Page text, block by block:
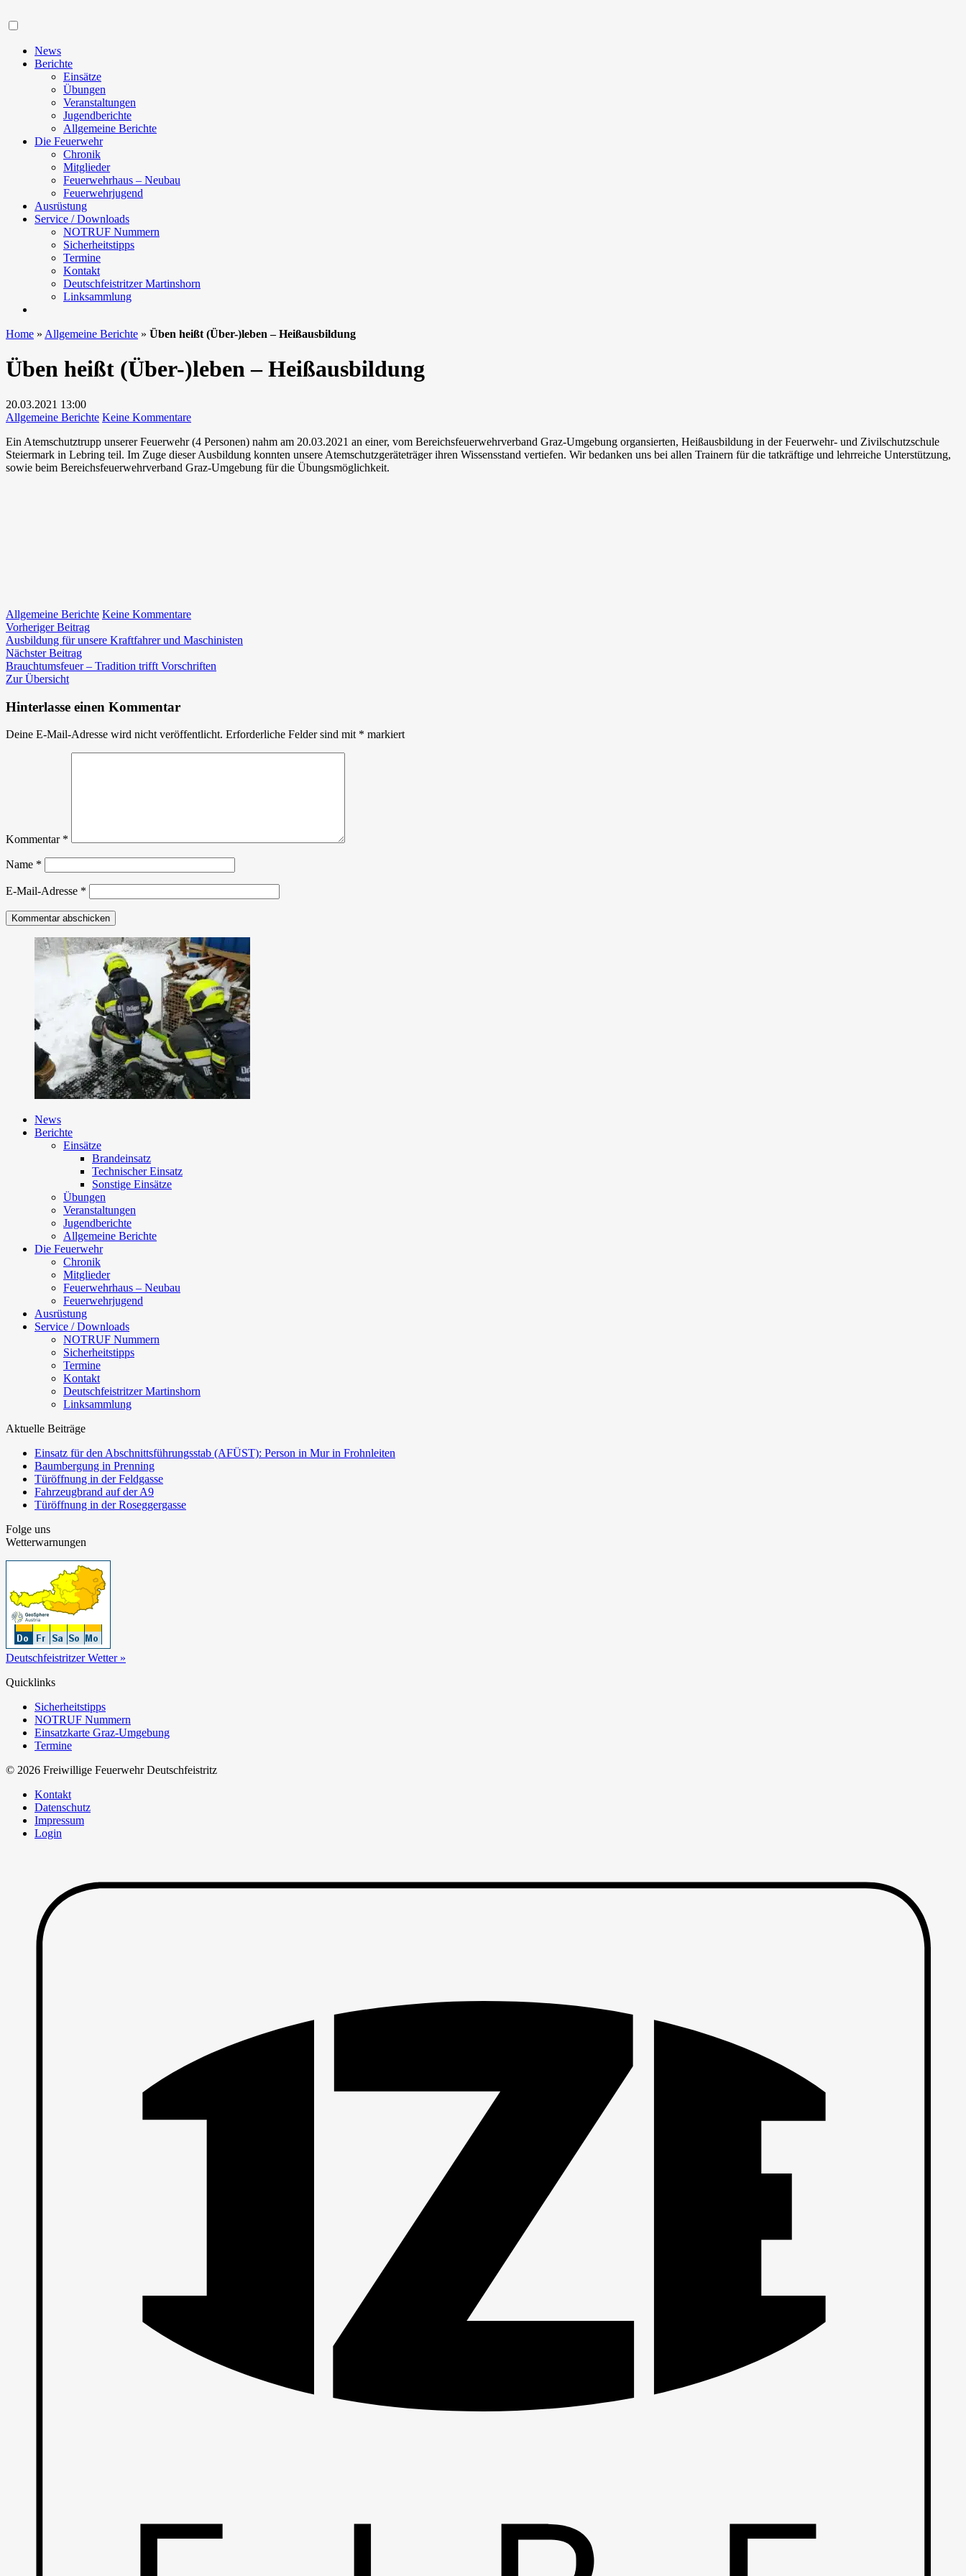
News
Berichte
Einsätze
Übungen
Veranstaltungen
Jugendberichte
Allgemeine Berichte
Die Feuerwehr
Chronik
Mitglieder
Feuerwehrhaus – Neubau
Feuerwehrjugend
Ausrüstung
Service / Downloads
NOTRUF Nummern
Sicherheitstipps
Termine
Kontakt
Deutschfeistritzer Martinshorn
Linksammlung
Home » Allgemeine Berichte » Üben heißt (Über-)leben – Heißausbildung
Üben heißt (Über-)leben – Heißausbildung
20.03.2021 13:00
Allgemeine Berichte Keine Kommentarezu
heißt
(Über-)leben
–
Ein Atemschutztrupp unserer Feuerwehr (4 Personen) nahm am 20.03.2021 an einer, vom Bereichsfeuerwehrverband Graz-Umgebung organsierten, Heißausbildung in der Feuerwehr- und Zivilschutzschule
Steiermark in Lebring teil. Im Zuge dieser Ausbildung konnten unsere Atemschutzgeräteträger ihren Wissensstand vertiefen. Wir bedanken uns bei allen Trainern für die tatkräftige und lehrreiche Unterstützung,
sowie beim Bereichsfeuerwehrverband Graz-Umgebung für die Übungsmöglichkeit.
Allgemeine Berichte Keine Kommentarezu
heißt
–
Beitragsnavigation
Vorheriger BeitragVorheriger
Beitrag:
Ausbildung für unsere Kraftfahrer und Maschinisten
Nächster BeitragNächster
Beitrag:
Brauchtumsfeuer – Tradition trifft Vorschriften
Zur Übersicht
Hinterlasse einen Kommentar
Deine E-Mail-Adresse wird nicht veröffentlicht. Erforderliche Felder sind mit * markiert
Kommentar *
Name *
E-Mail-Adresse *
News
Berichte
Einsätze
Brandeinsatz
Technischer Einsatz
Sonstige Einsätze
Übungen
Veranstaltungen
Jugendberichte
Allgemeine Berichte
Die Feuerwehr
Chronik
Mitglieder
Feuerwehrhaus – Neubau
Feuerwehrjugend
Ausrüstung
Service / Downloads
NOTRUF Nummern
Sicherheitstipps
Termine
Kontakt
Deutschfeistritzer Martinshorn
Linksammlung
Aktuelle Beiträge
Einsatz für den Abschnittsführungsstab (AFÜST): Person in Mur in Frohnleiten
Baumbergung in Prenning
Türöffnung in der Feldgasse
Fahrzeugbrand auf der A9
Türöffnung in der Roseggergasse
Folge uns
Wetterwarnungen
Deutschfeistritzer Wetter »
Quicklinks
Sicherheitstipps
NOTRUF Nummern
Einsatzkarte Graz-Umgebung
Termine
© 2026 Freiwillige Feuerwehr Deutschfeistritz
Kontakt
Datenschutz
Impressum
Login